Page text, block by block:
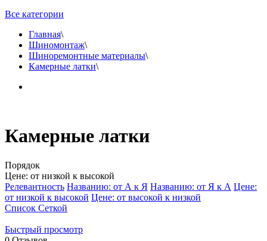
Все категории
Главная\
Шиномонтаж\
Шиноремонтные материалы\
Камерные латки\
Камерные латки
Порядок
Цене: от низкой к высокой
Релевантность Названию: от А к Я Названию: от Я к А Цене:
от низкой к высокой Цене: от высокой к низкой
Список Сеткой
Быстрый просмотр